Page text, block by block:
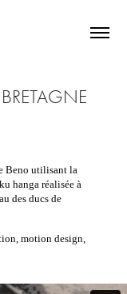
Beno utilisant la
hanga réalisée à
des ducs de
motion design,